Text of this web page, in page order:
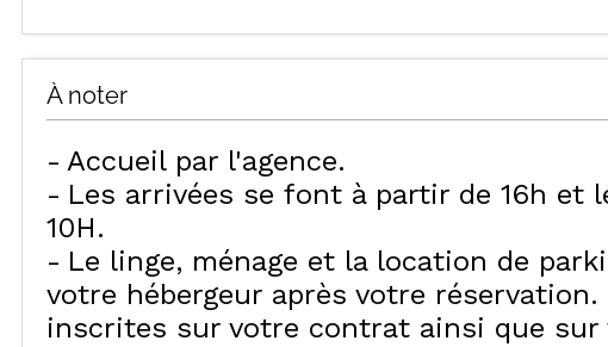
À noter
Accueil par l'agence
Les arrivées se font à partir de 16h et
10H
Le linge, ménage et la location de
votre hébergeur après votre
inscrites sur votre contrat ainsi que sur